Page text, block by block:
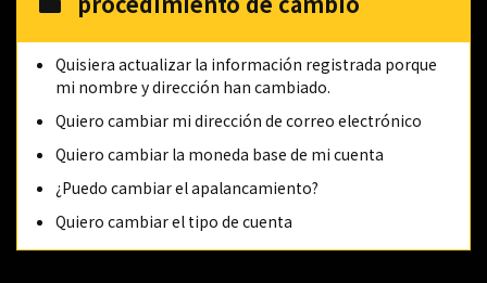
Quisiera actualizar la información registrada porque
mi nombre y dirección han cambiado.
Quiero cambiar mi dirección de correo electrónico
Quiero cambiar la moneda base de mi cuenta
¿Puedo cambiar el apalancamiento?
Quiero cambiar el tipo de cuenta